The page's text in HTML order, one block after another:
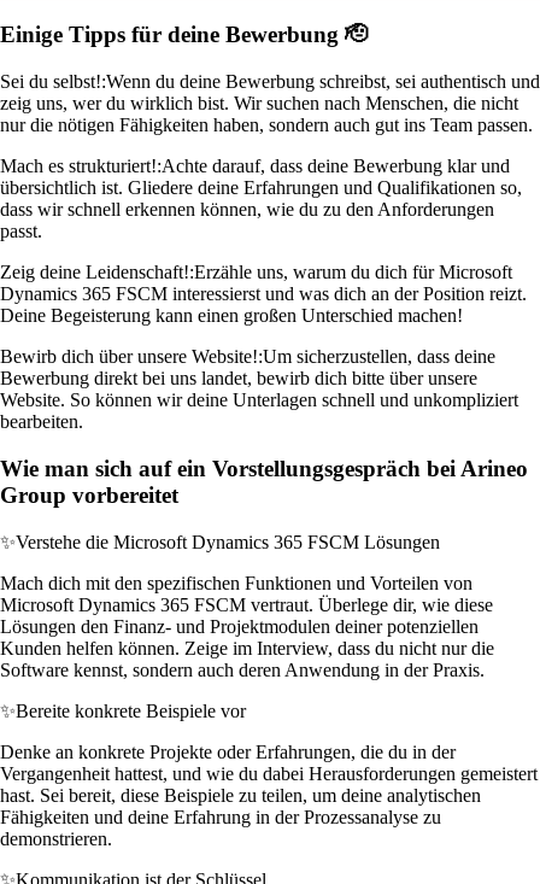
Einige Tipps für deine Bewerbung 🫡
Sei du selbst!:Wenn du deine Bewerbung schreibst, sei authentisch und
zeig uns, wer du wirklich bist. Wir suchen nach Menschen, die nicht
nur die nötigen Fähigkeiten haben, sondern auch gut ins Team passen.
Mach es strukturiert!:Achte darauf, dass deine Bewerbung klar und
übersichtlich ist. Gliedere deine Erfahrungen und Qualifikationen so,
dass wir schnell erkennen können, wie du zu den Anforderungen
passt.
Zeig deine Leidenschaft!:Erzähle uns, warum du dich für Microsoft
Dynamics 365 FSCM interessierst und was dich an der Position reizt.
Deine Begeisterung kann einen großen Unterschied machen!
Bewirb dich über unsere Website!:Um sicherzustellen, dass deine
Bewerbung direkt bei uns landet, bewirb dich bitte über unsere
Website. So können wir deine Unterlagen schnell und unkompliziert
bearbeiten.
Wie man sich auf ein Vorstellungsgespräch bei Arineo
Group vorbereitet
✨Verstehe die Microsoft Dynamics 365 FSCM Lösungen
Mach dich mit den spezifischen Funktionen und Vorteilen von
Microsoft Dynamics 365 FSCM vertraut. Überlege dir, wie diese
Lösungen den Finanz- und Projektmodulen deiner potenziellen
Kunden helfen können. Zeige im Interview, dass du nicht nur die
Software kennst, sondern auch deren Anwendung in der Praxis.
✨Bereite konkrete Beispiele vor
Denke an konkrete Projekte oder Erfahrungen, die du in der
Vergangenheit hattest, und wie du dabei Herausforderungen gemeistert
hast. Sei bereit, diese Beispiele zu teilen, um deine analytischen
Fähigkeiten und deine Erfahrung in der Prozessanalyse zu
demonstrieren.
✨Kommunikation ist der Schlüssel